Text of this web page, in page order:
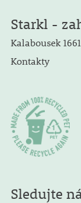
Starkl -
Kalabousek
Kontakty
Sledujte